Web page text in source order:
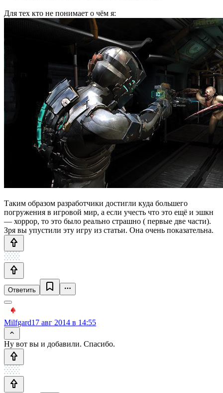
Для тех кто не понимает о чём я:
Таким образом разработчики достигли куда большего
погружения в игровой мир, а если учесть что это ещё и эшкн
— хоррор, то это было реально страшно ( первые две части).
Зря вы упустили эту игру из статьи. Она очень показательна.
Ответить
Milfgard17 авг 2014 в 14:55
Ну вот вы и добавили. Спасибо.